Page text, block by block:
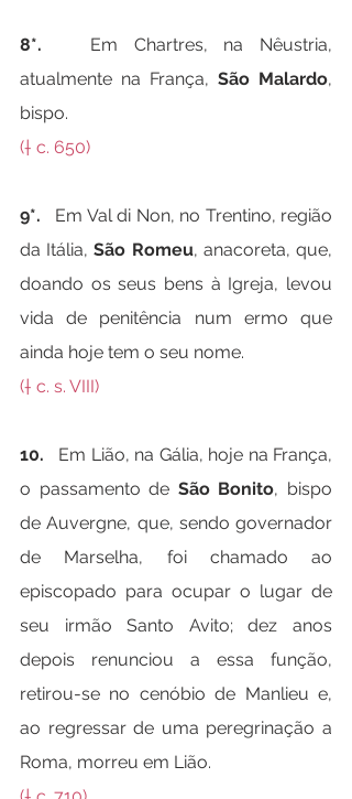
8*. Em Chartres, na Nêustria,
atualmente na França, São Malardo,
bispo.
(† c. 650)
9*. Em Val di Non, no Trentino, região
da Itália, São Romeu, anacoreta, que,
doando os seus bens à Igreja, levou
vida de penitência num ermo que
ainda hoje tem o seu nome.
(† c. s. VIII)
10. Em Lião, na Gália, hoje na França,
o passamento de São Bonito, bispo
de Auvergne, que, sendo governador
de Marselha, foi chamado ao
episcopado para ocupar o lugar de
seu irmão Santo Avito; dez anos
depois renunciou a essa função,
retirou-se no cenóbio de Manlieu e,
ao regressar de uma peregrinação a
Roma, morreu em Lião.